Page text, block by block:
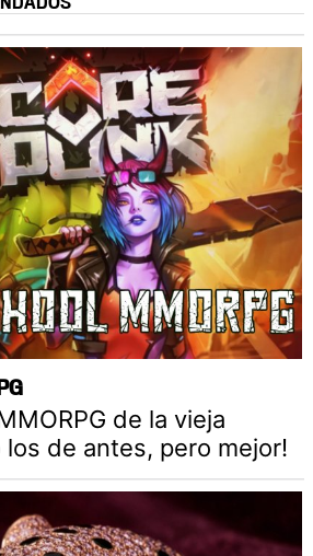
de la vieja
los de antes, pero mejor!